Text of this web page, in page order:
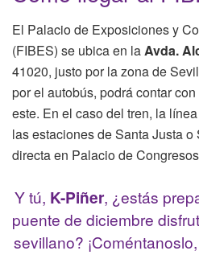
El Palacio de Exposiciones y
(FIBES) se ubica en laAvda.
41020, justo por la zona de
por el autobús, podrá contar
este. En el caso del tren, la
las estaciones de Santa Justa
directa en Palacio de
Y tú, K-Piñer, ¿estás
puente de diciembre
sevillano?